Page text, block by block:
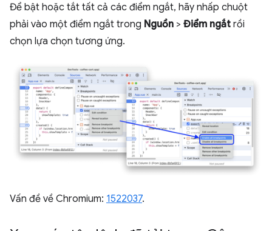
Để bật hoặc tắt tất cả các điểm ngắt, hãy nhấp chuột
phải vào một điểm ngắt trong Nguồn > Điểm ngắt rồi
chọn lựa chọn tương ứng.
Vấn đề về Chromium: 1522037.